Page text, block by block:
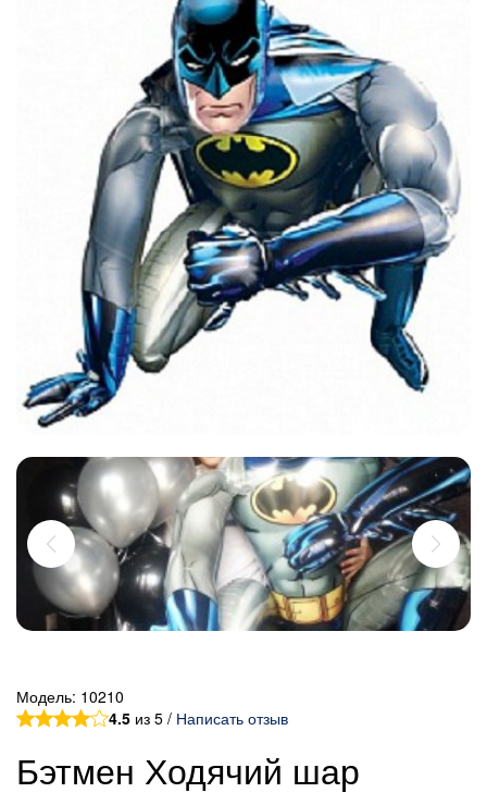
Модель: 10210
4.5 из 5 / Написать отзыв
Бэтмен Ходячий шар